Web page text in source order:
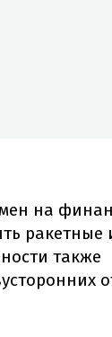
на
также